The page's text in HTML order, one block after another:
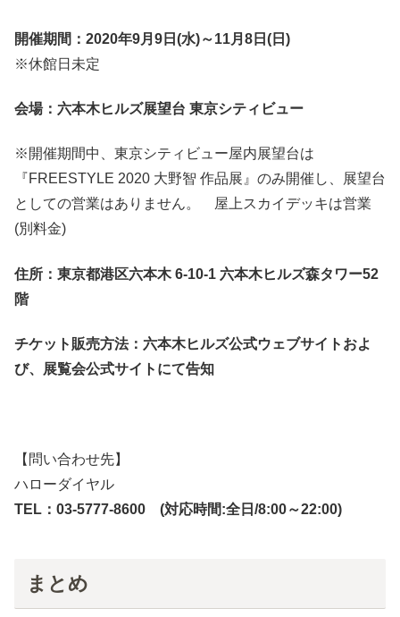
開催期間：2020年9月9日(水)～11月8日(日)
※休館日未定
会場：六本木ヒルズ展望台 東京シティビュー
※開催期間中、東京シティビュー屋内展望台は
『FREESTYLE 2020 大野智 作品展』のみ開催し、展望台
としての営業はありません。 屋上スカイデッキは営業
(別料金)
住所：東京都港区六本木 6-10-1 六本木ヒルズ森タワー52
階
チケット販売方法：六本木ヒルズ公式ウェブサイトおよ
び、展覧会公式サイトにて告知
【問い合わせ先】
ハローダイヤル
TEL：03-5777-8600 (対応時間:全日/8:00～22:00)
まとめ